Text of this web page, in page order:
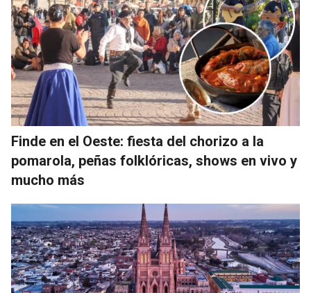
Finde en el Oeste: fiesta del chorizo a la
pomarola, peñas folklóricas, shows en vivo y
mucho más